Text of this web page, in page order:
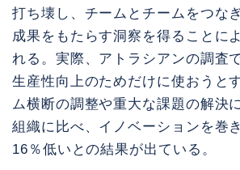
打ち壊し、チームとチームをつな
成果をもたらす洞察を得ることに
れる。実際、アトラシアンの調査
生産性向上のためだけに使おうと
ム横断の調整や重大な課題の解決
組織に比べ、イノベーションを巻
16％低いとの結果が出ている。